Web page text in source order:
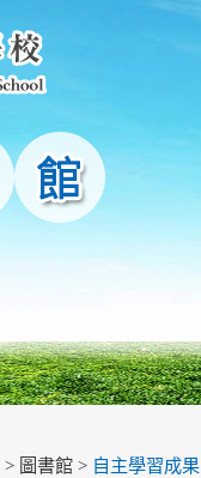
> 圖書館 > 自主學習成果